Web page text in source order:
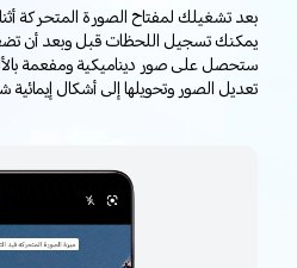
بعد تشغيلك لمفتاح الصورة المتحركة
يمكنك تسجيل اللحظات قبل وبعد أن
ستحصل على صور ديناميكية ومفعمة
تعديل الصور وتحويلها إلى أشكال إيمائية